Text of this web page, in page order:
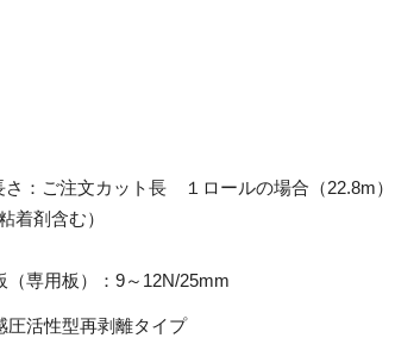
：ご注文カット長 １ロールの場合（
着剤含む）
（専用板）：9～12N/25mm
圧活性型再剥離タイプ